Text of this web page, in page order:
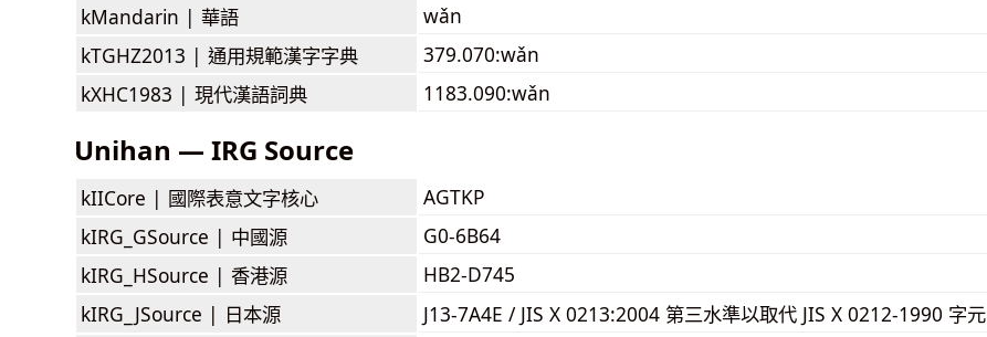
kMandarin | 華語
wǎn
kTGHZ2013 | 通用規範漢字字典
379.070:wǎn
kXHC1983 | 現代漢語詞典 1183.090:wǎn
Unihan — IRG Source
kIICore | 國際表意文字核心
AGTKP
kIRG_GSource | 中國源
G0-6B64
kIRG_HSource | 香港源
HB2-D745
kIRG_JSource | 日本源
J13-7A4E / JIS X 0213:2004 第三水準以取代 JIS X 0212-1990 字元